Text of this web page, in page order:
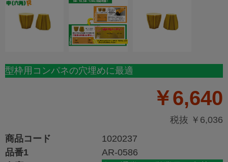
型枠用コンパネの穴埋めに最適
￥6,640
税抜 ￥6,036
商品コード
1020237
品番1
AR-0586